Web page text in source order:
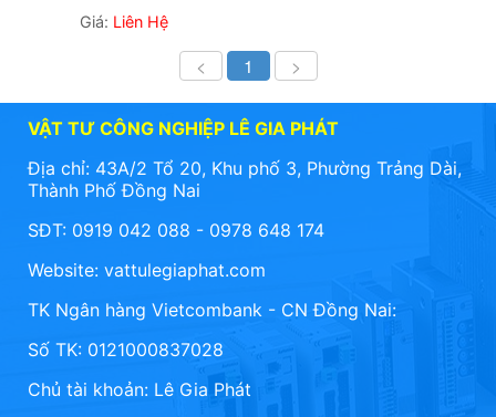
Giá: Liên Hệ
< 1 >
VẬT TƯ CÔNG NGHIỆP LÊ GIA PHÁT
Địa chỉ: 43A/2 Tổ 20, Khu phố 3, Phường Trảng Dài,
Thành Phố Đồng Nai
SĐT: 0919 042 088 - 0978 648 174
Website: vattulegiaphat.com
TK Ngân hàng Vietcombank - CN Đồng Nai:
Số TK: 0121000837028
Chủ tài khoản: Lê Gia Phát